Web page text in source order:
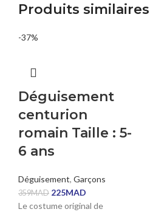
Produits similaires
-37%
Déguisement
centurion
romain Taille : 5-
6 ans
Déguisement, Garçons
359MAD 225MAD
Le costume original de